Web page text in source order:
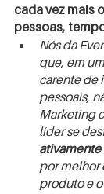
cada vez mais
pessoas,
Nós da
que, em
carente de
pessoais,
Marketing
líder se
ativamente
por melhor
produto e